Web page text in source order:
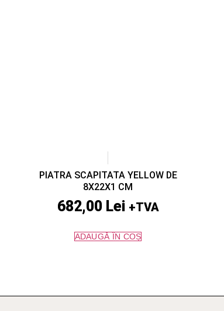
PIATRA SCAPITATA YELLOW DE
8X22X1 CM
682,00 Lei +TVA
ADAUGĂ ÎN COȘ